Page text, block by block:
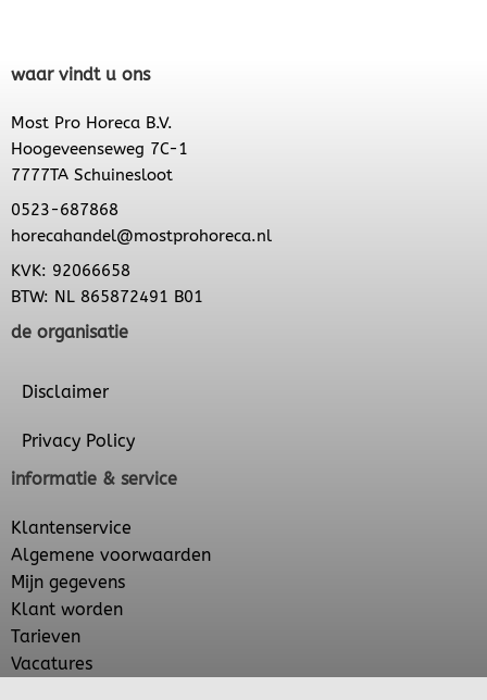
waar vindt u ons
Most Pro Horeca B.V.
Hoogeveenseweg 7C-1
7777TA Schuinesloot
0523-687868
horecahandel@mostprohoreca.nl
KVK: 92066658
BTW: NL 865872491 B01
de organisatie
Disclaimer
Privacy Policy
informatie & service
Klantenservice
Algemene voorwaarden
Mijn gegevens
Klant worden
Tarieven
Vacatures